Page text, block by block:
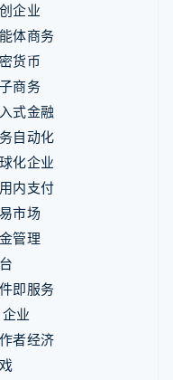
企业
体商务
货币
商务
式金融
自动化
化企业
内支付
市场
管理
即服务
业
者经济